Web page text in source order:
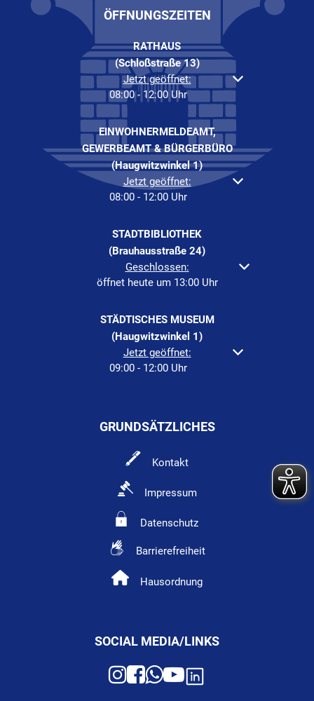
ÖFFNUNGSZEITEN
RATHAUS
(Schloßstraße 13)
Klicken, um weitere Öffnungs- oder Schließzeiten
Jetzt geöffnet:
08:00- 12:00 Uhr Von 08:00 bis 12:00
EINWOHNERMELDEAMT,
GEWERBEAMT & BÜRGERBÜRO
(Haugwitzwinkel 1)
Klicken, um weitere Öffnungs- oder Schließzeiten
Jetzt geöffnet:
08:00 - 12:00 Uhr
STADTBIBLIOTHEK
(Brauhausstraße 24)
Klicken, um weitere Öffnungs- oder Schließzeiten
Geschlossen:
öffnet heute um 13:00 Uhr
STÄDTISCHES MUSEUM
(Haugwitzwinkel 1)
Klicken, um weitere Öffnungs- oder Schließzeiten
Jetzt geöffnet:
09:00 - 12:00 Uhr
GRUNDSÄTZLICHES
Kontakt
Impressum
Datenschutz
Barrierefreiheit
Hausordnung
SOCIAL MEDIA/LINKS